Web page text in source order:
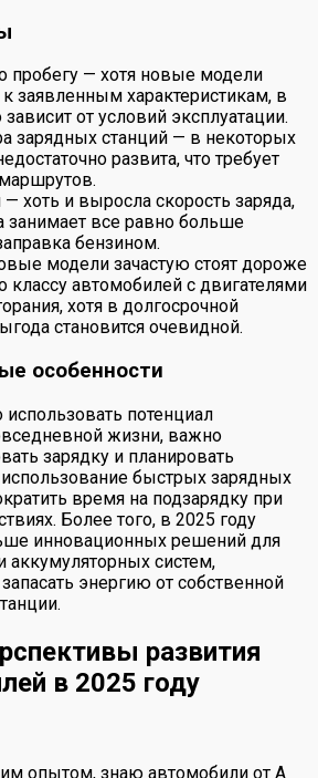
пробегу — хотя новые модели
заявленным характеристикам, в
зависит от условий эксплуатации.
зарядных станций — в некоторых
развита, что требует
хоть и выросла скорость заряда,
занимает все равно больше
бензином.
модели зачастую стоят дороже
классу автомобилей с двигателями
хотя в долгосрочной
становится очевидной.
особенности
потенциал
жизни, важно
зарядку и планировать
быстрых зарядных
время на подзарядку при
Более того, в 2025 году
инновационных решений для
систем,
энергию от собственной
развития
в 2025 году
опытом, знаю автомобили от А